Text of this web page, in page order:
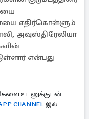
எதிர்கொள்ளும்
அவுஸ்திரேலியா
என்பது
உடனுக்குடன்
CHANNEL இல்